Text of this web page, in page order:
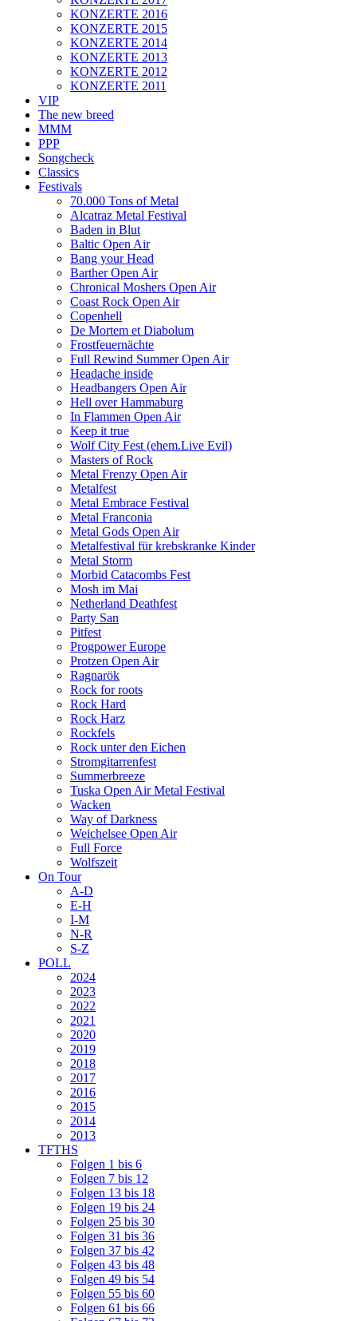
KONZERTE 2016
KONZERTE 2015
KONZERTE 2014
KONZERTE 2013
KONZERTE 2012
KONZERTE 2011
VIP
The new breed
MMM
PPP
Songcheck
Classics
Festivals
70.000 Tons of Metal
Alcatraz Metal Festival
Baden in Blut
Baltic Open Air
Bang your Head
Barther Open Air
Chronical Moshers Open Air
Coast Rock Open Air
Copenhell
De Mortem et Diabolum
Frostfeuernächte
Full Rewind Summer Open Air
Headache inside
Headbangers Open Air
Hell over Hammaburg
In Flammen Open Air
Keep it true
Wolf City Fest (ehem.Live Evil)
Masters of Rock
Metal Frenzy Open Air
Metalfest
Metal Embrace Festival
Metal Franconia
Metal Gods Open Air
Metalfestival für krebskranke Kinder
Metal Storm
Morbid Catacombs Fest
Mosh im Mai
Netherland Deathfest
Party San
Pitfest
Progpower Europe
Protzen Open Air
Ragnarök
Rock for roots
Rock Hard
Rock Harz
Rockfels
Rock unter den Eichen
Stromgitarrenfest
Summerbreeze
Tuska Open Air Metal Festival
Wacken
Way of Darkness
Weichelsee Open Air
Full Force
Wolfszeit
On Tour
A-D
E-H
I-M
N-R
S-Z
POLL
2024
2023
2022
2021
2020
2019
2018
2017
2016
2015
2014
2013
TFTHS
Folgen 1 bis 6
Folgen 7 bis 12
Folgen 13 bis 18
Folgen 19 bis 24
Folgen 25 bis 30
Folgen 31 bis 36
Folgen 37 bis 42
Folgen 43 bis 48
Folgen 49 bis 54
Folgen 55 bis 60
Folgen 61 bis 66